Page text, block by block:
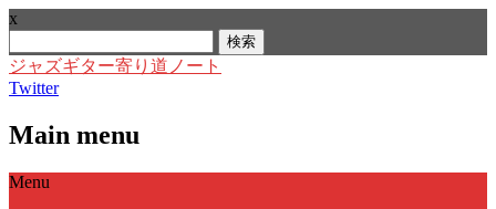
x
索:
ジャズギター寄り道ノート
Twitter
Main menu
Skip
Menu